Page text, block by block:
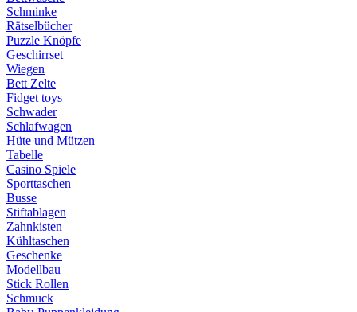
Schminke
Rätselbücher
Puzzle Knöpfe
Geschirrset
Wiegen
Bett Zelte
Fidget toys
Schwader
Schlafwagen
Hüte und Mützen
Tabelle
Casino Spiele
Sporttaschen
Busse
Stiftablagen
Zahnkisten
Kühltaschen
Geschenke
Modellbau
Stick Rollen
Schmuck